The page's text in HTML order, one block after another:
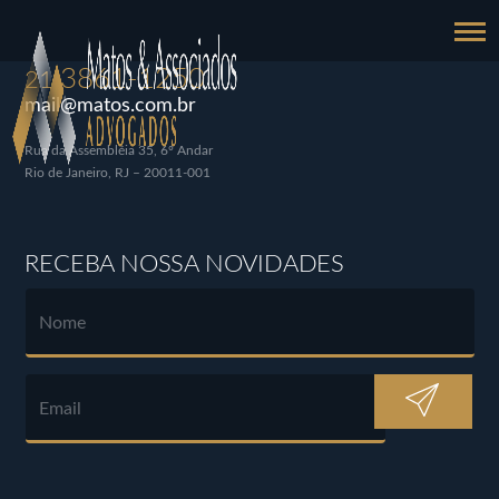
213861-1250
mail@matos.com.br
Rua da Assembléia 35, 6º Andar
Rio de Janeiro, RJ – 20011-001
RECEBA NOSSA NOVIDADES